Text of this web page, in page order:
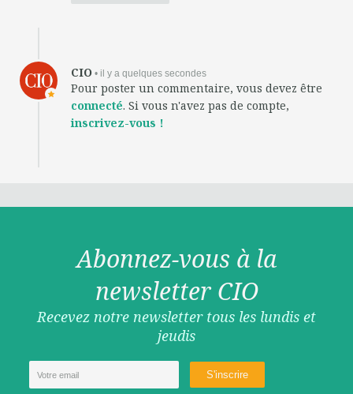
CIO • il y a quelques secondes
Pour poster un commentaire, vous devez être
connecté. Si vous n'avez pas de compte,
inscrivez-vous !
Abonnez-vous à la
newsletter CIO
Recevez notre newsletter tous les lundis et
jeudis